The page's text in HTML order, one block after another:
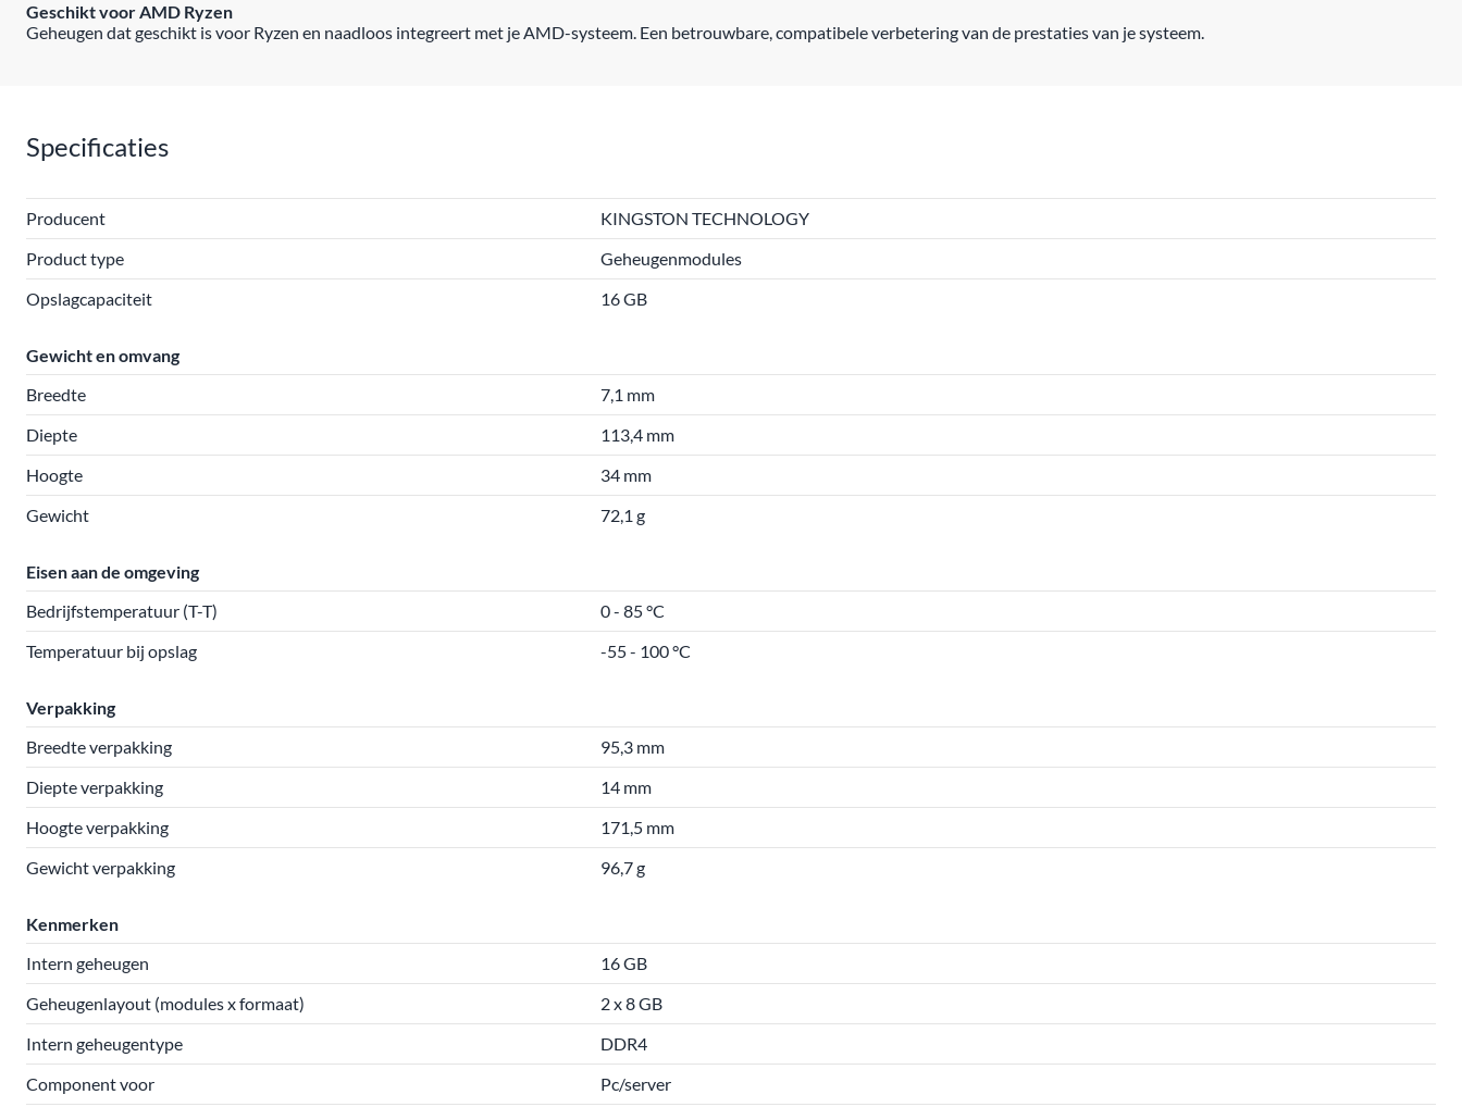
Geschikt voor AMD Ryzen
Geheugen dat geschikt is voor Ryzen en naadloos integreert met je AMD-systeem. Een betrouwbare, compatibele verbetering van de prestaties van je systeem.
Specificaties
Producent
KINGSTON TECHNOLOGY
Product type
Geheugenmodules
Opslagcapaciteit
16 GB
Gewicht en omvang
Breedte
7,1 mm
Diepte
113,4 mm
Hoogte
34 mm
Gewicht
72,1 g
Eisen aan de omgeving
Bedrijfstemperatuur (T-T)
0 - 85 °C
Temperatuur bij opslag
-55 - 100 °C
Verpakking
Breedte verpakking
95,3 mm
Diepte verpakking
14 mm
Hoogte verpakking
171,5 mm
Gewicht verpakking
96,7 g
Kenmerken
Intern geheugen
16 GB
Geheugenlayout (modules x formaat)
2 x 8 GB
Intern geheugentype
DDR4
Component voor
Pc/server